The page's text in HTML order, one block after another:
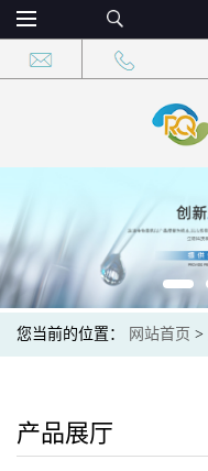
您当前的位置： 网站首页 >
产品展厅